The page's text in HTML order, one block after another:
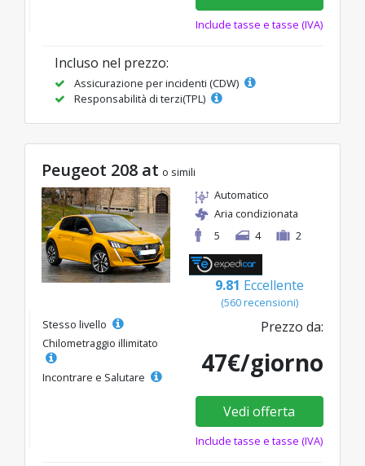
Include tasse e tasse (IVA)
Incluso nel prezzo:
Assicurazione per incidenti (CDW)
Responsabilità di terzi(TPL)
Peugeot 208 at o simili
Automatico
Aria condizionata
5
4 2
9.81 Eccellente
(560 recensioni)
Stesso livello
Chilometraggio illimitato
Incontrare e Salutare
Prezzo da:
47€/giorno
Vedi offerta
Include tasse e tasse (IVA)